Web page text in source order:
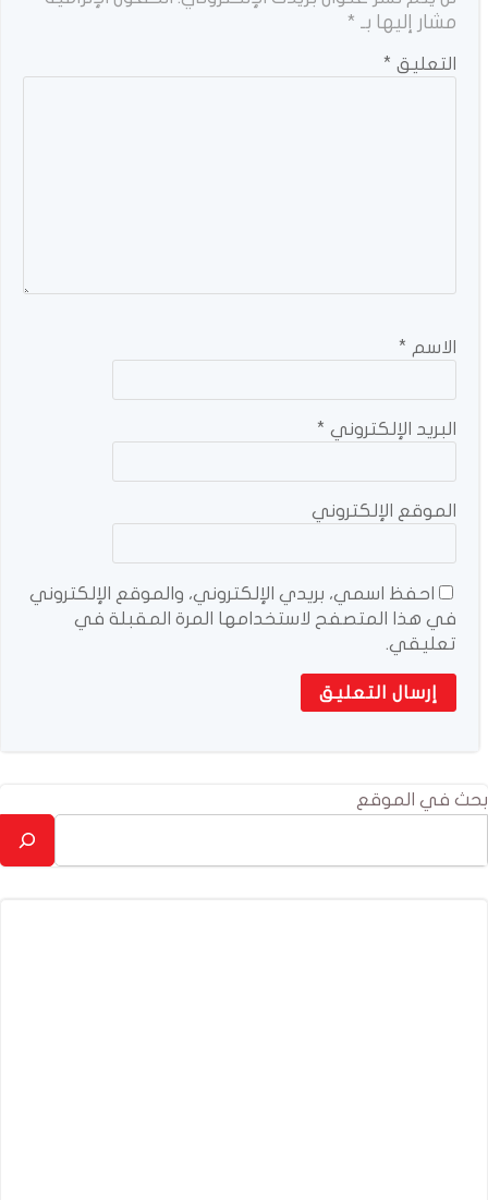
مشار إليها بـ *
التعليق *
الاسم *
البريد الإلكتروني *
الموقع الإلكتروني
احفظ اسمي، بريدي الإلكتروني، والموقع الإلكتروني
في هذا المتصفح لاستخدامها المرة المقبلة في
تعليقي.
بحث في الموقع